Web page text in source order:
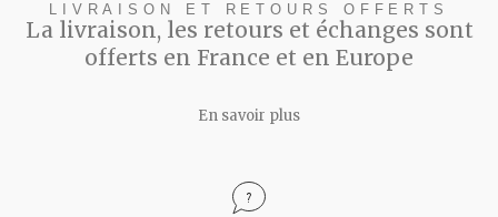
LIVRAISON ET RETOURS OFFERTS
La livraison, les retours et échanges sont
offerts en France et en Europe
En savoir plus